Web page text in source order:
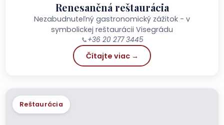
Renesančná reštaurácia
Nezabudnuteľný gastronomický zážitok - v
symbolickej reštaurácii Visegrádu
📞+36 20 277 3445
Čítajte viac →
Reštaurácia